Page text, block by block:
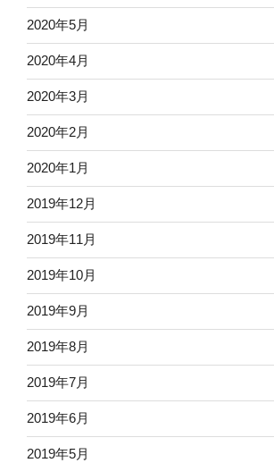
2020年5月
2020年4月
2020年3月
2020年2月
2020年1月
2019年12月
2019年11月
2019年10月
2019年9月
2019年8月
2019年7月
2019年6月
2019年5月